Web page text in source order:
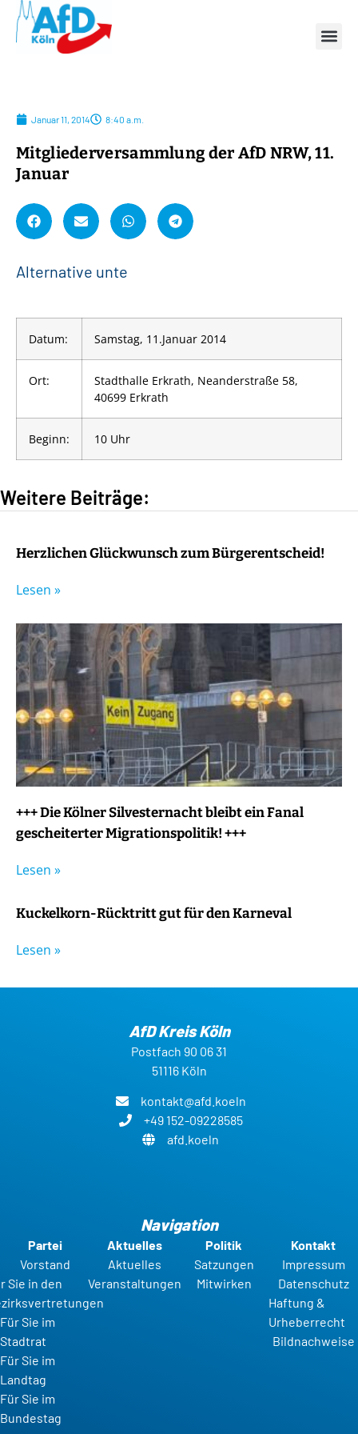
Januar 11, 2014 8:40 a.m.
Mitgliederversammlung der AfD NRW, 11.
Januar
Alternative unte
Datum: Samstag, 11.Januar 2014
Ort: Stadthalle Erkrath, Neanderstraße 58,
40699 Erkrath
Beginn: 10 Uhr
Weitere Beiträge:
Herzlichen Glückwunsch zum Bürgerentscheid!
Lesen »
+++ Die Kölner Silvesternacht bleibt ein Fanal
gescheiterter Migrationspolitik! +++
Lesen »
Kuckelkorn-Rücktritt gut für den Karneval
Lesen »
AfD Kreis Köln
Postfach 90 06 31
51116 Köln
kontakt@afd.koeln
+49 152-09228585
afd.koeln
Navigation
Partei
Vorstand
Sie in den
Für Sie im
Stadtrat
Für Sie im
Landtag
Für Sie im
Bundestag
Aktuelles
Aktuelles
Veranstaltungen
Politik
Satzungen
Mitwirken
Kontakt
Impressum
Datenschutz
Haftung &
Urheberrecht
Bildnachweise